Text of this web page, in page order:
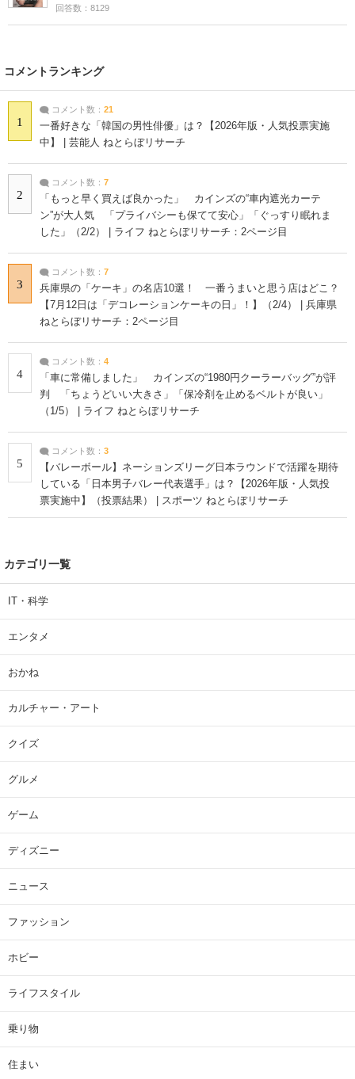
回答数：8129
コメントランキング
1
コメント数： 21
一番好きな「韓国の男性俳優」は？【2026年版・人気投票実施
中】 | 芸能人 ねとらぼリサーチ
2
コメント数： 7
「もっと早く買えば良かった」 カインズの“車内遮光カーテ
ン”が大人気 「プライバシーも保てて安心」「ぐっすり眠れま
した」（2/2） | ライフ ねとらぼリサーチ：2ページ目
3
コメント数： 7
兵庫県の「ケーキ」の名店10選！ 一番うまいと思う店はどこ？
【7月12日は「デコレーションケーキの日」！】（2/4） | 兵庫県
ねとらぼリサーチ：2ページ目
4
コメント数： 4
「車に常備しました」 カインズの“1980円クーラーバッグ”が評
判 「ちょうどいい大きさ」「保冷剤を止めるベルトが良い」
（1/5） | ライフ ねとらぼリサーチ
5
コメント数： 3
【バレーボール】ネーションズリーグ日本ラウンドで活躍を期待
している「日本男子バレー代表選手」は？【2026年版・人気投
票実施中】（投票結果） | スポーツ ねとらぼリサーチ
カテゴリ一覧
IT・科学
エンタメ
おかね
カルチャー・アート
クイズ
グルメ
ゲーム
ディズニー
ニュース
ファッション
ホビー
ライフスタイル
乗り物
住まい